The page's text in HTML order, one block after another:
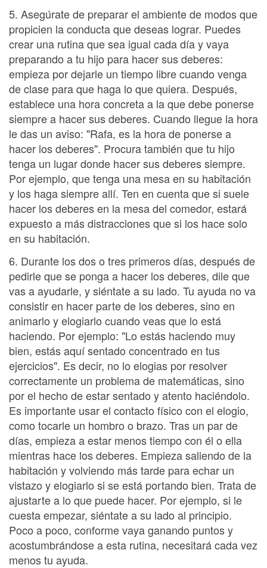
5. Asegúrate de preparar el ambiente de modos que
propicien la conducta que deseas lograr. Puedes
crear una rutina que sea igual cada día y vaya
preparando a tu hijo para hacer sus deberes:
empieza por dejarle un tiempo libre cuando venga
de clase para que haga lo que quiera. Después,
establece una hora concreta a la que debe ponerse
siempre a hacer sus deberes. Cuando llegue la hora
le das un aviso: "Rafa, es la hora de ponerse a
hacer los deberes". Procura también que tu hijo
tenga un lugar donde hacer sus deberes siempre.
Por ejemplo, que tenga una mesa en su habitación
y los haga siempre allí. Ten en cuenta que si suele
hacer los deberes en la mesa del comedor, estará
expuesto a más distracciones que si los hace solo
en su habitación.
6. Durante los dos o tres primeros días, después de
pedirle que se ponga a hacer los deberes, dile que
vas a ayudarle, y siéntate a su lado. Tu ayuda no va
consistir en hacer parte de los deberes, sino en
animarlo y elogiarlo cuando veas que lo está
haciendo. Por ejemplo: "Lo estás haciendo muy
bien, estás aquí sentado concentrado en tus
ejercicios". Es decir, no lo elogias por resolver
correctamente un problema de matemáticas, sino
por el hecho de estar sentado y atento haciéndolo.
Es importante usar el contacto físico con el elogio,
como tocarle un hombro o brazo. Tras un par de
días, empieza a estar menos tiempo con él o ella
mientras hace los deberes. Empieza saliendo de la
habitación y volviendo más tarde para echar un
vistazo y elogiarlo si se está portando bien. Trata de
ajustarte a lo que puede hacer. Por ejemplo, si le
cuesta empezar, siéntate a su lado al principio.
Poco a poco, conforme vaya ganando puntos y
acostumbrándose a esta rutina, necesitará cada vez
menos tu ayuda.